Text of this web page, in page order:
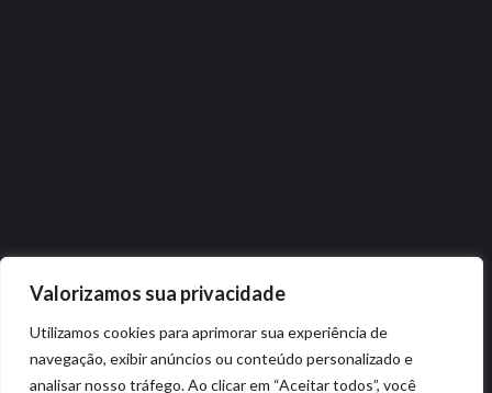
Valorizamos sua privacidade
Utilizamos cookies para aprimorar sua experiência de
navegação, exibir anúncios ou conteúdo personalizado e
analisar nosso tráfego. Ao clicar em “Aceitar todos”, você